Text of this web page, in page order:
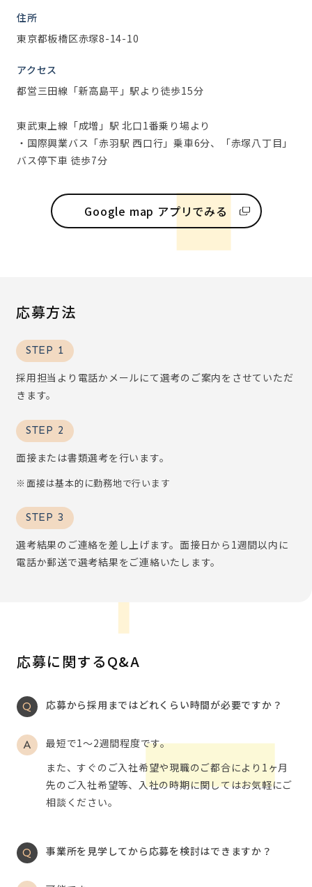
住所
東京都板橋区赤塚8-14-10
アクセス
都営三田線「新高島平」駅より徒歩15分
東武東上線「成増」駅 北口1番乗り場より
・国際興業バス「赤羽駅 西口行」乗車6分、「赤塚八丁目」
バス停下車 徒歩7分
Google map アプリでみる
応募方法
STEP 1
採用担当より電話かメールにて選考のご案内をさせていただ
きます。
STEP 2
面接または書類選考を行います。
面接は基本的に勤務地で行います
STEP 3
選考結果のご連絡を差し上げます。面接日から1週間以内に
電話か郵送で選考結果をご連絡いたします。
応募に関するQ&A
応募から採用まではどれくらい時間が必要ですか？
最短で1～2週間程度です。
また、すぐのご入社希望や現職のご都合により1ヶ月
先のご入社希望等、入社の時期に関してはお気軽にご
相談ください。
事業所を見学してから応募を検討はできますか？